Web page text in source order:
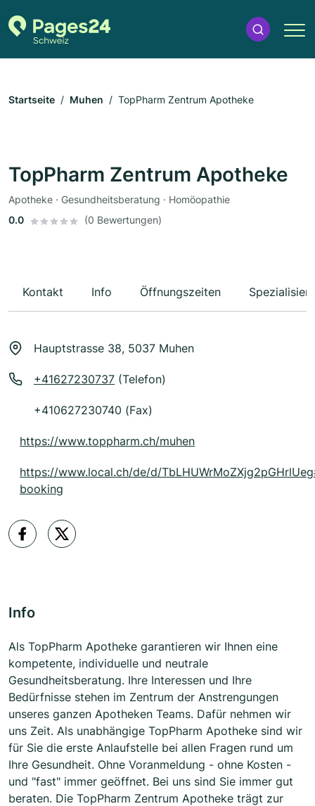
Startseite Muhen TopPharm Zentrum Apotheke
TopPharm Zentrum Apotheke
Apotheke · Gesundheitsberatung · Homöopathie
0.0
(0 Bewertungen)
Kontakt Info Öffnungszeiten
Hauptstrasse 38, 5037 Muhen
+41627230737 (Telefon)
+410627230740 (Fax)
https://www.toppharm.ch/muhen
https://www.local.ch/de/d/
booking
Info
Als TopPharm Apotheke garantieren wir Ihnen eine
kompetente, individuelle und neutrale
Gesundheitsberatung. Ihre Interessen und Ihre
Bedürfnisse stehen im Zentrum der Anstrengungen
unseres ganzen Apotheken Teams. Dafür nehmen wir
uns Zeit. Als unabhängige TopPharm Apotheke sind wir
für Sie die erste Anlaufstelle bei allen Fragen rund um
Ihre Gesundheit. Ohne Voranmeldung - ohne Kosten -
und "fast" immer geöffnet. Bei uns sind Sie immer gut
beraten. Die TopPharm Zentrum Apotheke trägt zur